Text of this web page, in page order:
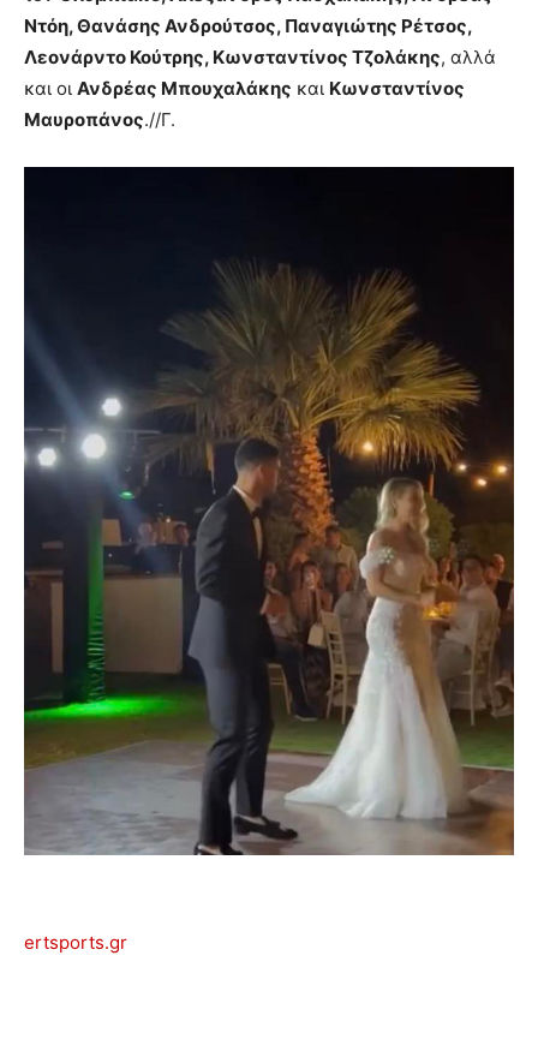
Ντόη, Θανάσης Ανδρούτσος, Παναγιώτης Ρέτσος,
Λεονάρντο Κούτρης, Κωνσταντίνος Τζολάκης, αλλά
και οι Ανδρέας Μπουχαλάκης και Κωνσταντίνος
Μαυροπάνος.//Γ.
ertsports.gr